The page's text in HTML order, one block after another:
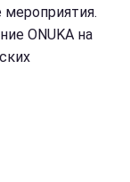
ONUKA на